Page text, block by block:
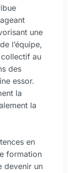
une
l’équipe,
collectif au
des
essor.
la
la
en
formation
devenir un